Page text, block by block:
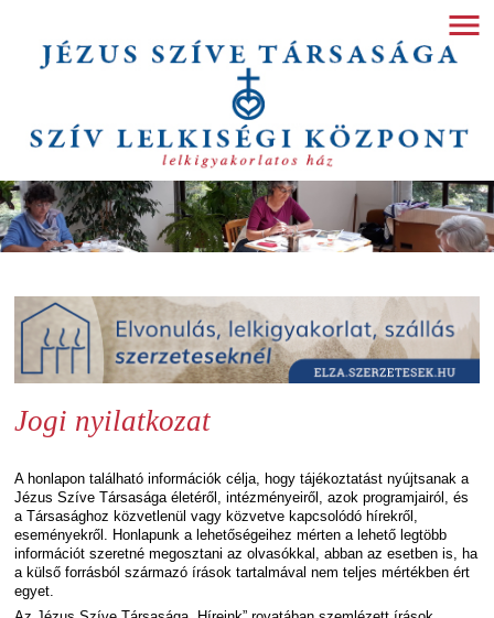
Jogi nyilatkozat
A honlapon található információk célja, hogy tájékoztatást nyújtsanak a
Jézus Szíve Társasága életéről, intézményeiről, azok programjairól, és
a Társasághoz közvetlenül vagy közvetve kapcsolódó hírekről,
eseményekről. Honlapunk a lehetőségeihez mérten a lehető legtöbb
információt szeretné megosztani az olvasókkal, abban az esetben is, ha
a külső forrásból származó írások tartalmával nem teljes mértékben ért
egyet.